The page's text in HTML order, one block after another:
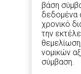
βάση
δεδομένα
χρονικό
την
νομικών
σύμβαση.